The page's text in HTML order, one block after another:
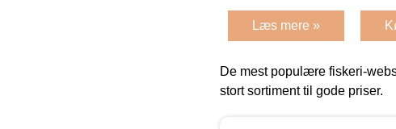
Læs mere »
De mest populære fiskeri-
stort sortiment til gode priser.